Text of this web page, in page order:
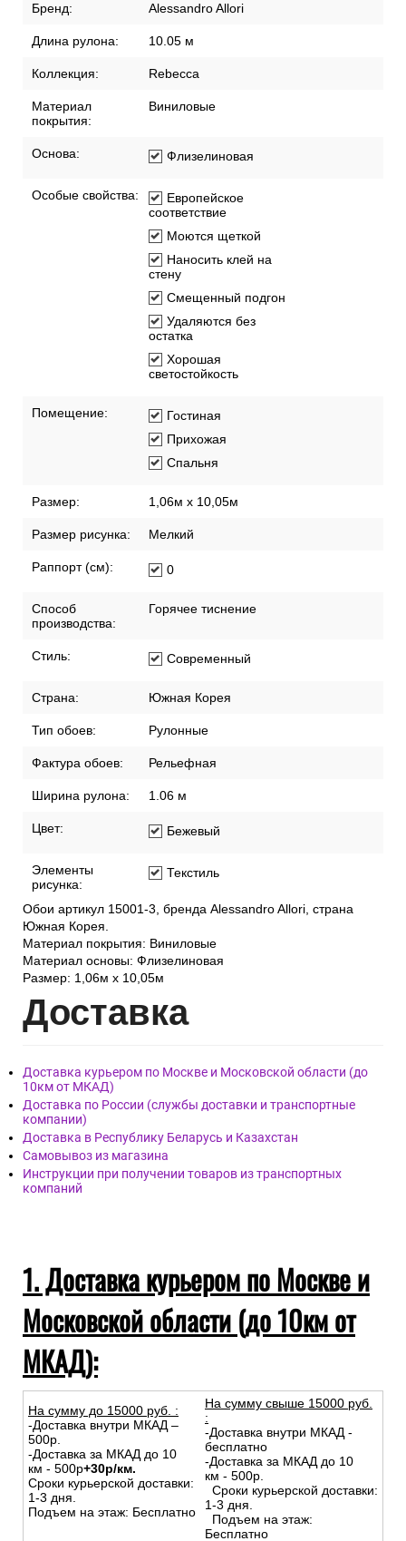
Бренд: Alessandro Allori
Длина рулона: 10.05 м
Коллекция: Rebecca
Материал
покрытия:
Виниловые
Основа: Флизелиновая
Особые свойства:
Европейское
соответствие
Моются щеткой
Наносить клей на
стену
Смещенный подгон
Удаляются без
остатка
Хорошая
светостойкость
Помещение:
Гостиная
Прихожая
Спальня
Размер: 1,06м х 10,05м
Размер рисунка: Мелкий
Раппорт (см): 0
Способ
производства:
Горячее тиснение
Стиль: Современный
Страна: Южная Корея
Тип обоев: Рулонные
Фактура обоев: Рельефная
Ширина рулона: 1.06 м
Цвет: Бежевый
Элементы
рисунка:
Текстиль
Обои артикул 15001-3, бренда Alessandro Allori, страна
Южная Корея.
Материал покрытия: Виниловые
Материал основы: Флизелиновая
Размер: 1,06м х 10,05м
Доставка
Доставка курьером по Москве и Московской области (до
10км от МКАД)
Доставка по России (службы доставки и транспортные
компании)
Доставка в Республику Беларусь и Казахстан
Самовывоз из магазина
Инструкции при получении товаров из транспортных
компаний
1. Доставка курьером по Москве и
Московской области (до 10км от
МКАД):
На сумму до 15000 руб. :
-Доставка внутри МКАД –
500р.
-Доставка за МКАД до 10
км - 500р+30р/км.
Сроки курьерской доставки:
1-3 дня.
Подъем на этаж: Бесплатно
На сумму свыше 15000 руб.
:
-Доставка внутри МКАД -
бесплатно
-Доставка за МКАД до 10
км - 500р.
Сроки курьерской доставки:
1-3 дня.
Подъем на этаж:
Бесплатно